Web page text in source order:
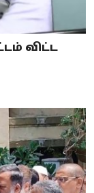
விட்ட